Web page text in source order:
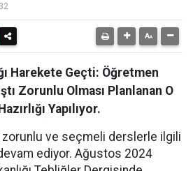
Harekete Geçti: Öğretmen
Zorunlu Olması Planlanan O
Yapılıyor.
zorunlu ve seçmeli derslerle ilgili
ediyor. Ağustos 2024